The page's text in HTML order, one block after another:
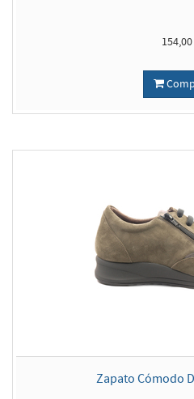
Zapato Cómodo